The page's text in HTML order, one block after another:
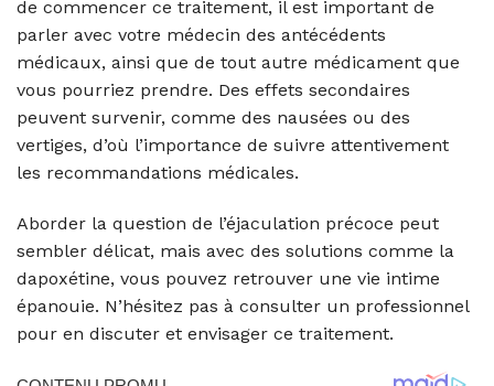
de commencer ce traitement, il est important de
parler avec votre médecin des antécédents
médicaux, ainsi que de tout autre médicament que
vous pourriez prendre. Des effets secondaires
peuvent survenir, comme des nausées ou des
vertiges, d’où l’importance de suivre attentivement
les recommandations médicales.
Aborder la question de l’éjaculation précoce peut
sembler délicat, mais avec des solutions comme la
dapoxétine, vous pouvez retrouver une vie intime
épanouie. N’hésitez pas à consulter un professionnel
pour en discuter et envisager ce traitement.